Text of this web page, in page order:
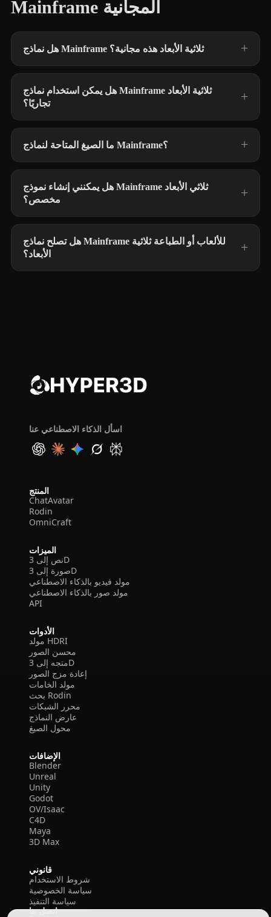
Mainframe المجانية
هل نماذج Mainframe ثلاثية الأبعاد هذه مجانية؟
هل يمكن استخدام نماذج Mainframe ثلاثية الأبعاد
تجاريًا؟
ما الصيغ المتاحة لنماذج Mainframe؟
هل يمكنني إنشاء نموذج Mainframe ثلاثي الأبعاد
مخصص؟
هل تصلح نماذج Mainframe للألعاب أو الطباعة ثلاثية
الأبعاد؟
اسأل الذكاء الاصطناعي عنا
المنتج
ChatAvatar
Rodin
OmniCraft
الميزات
نص إلى 3D
صورة إلى 3D
مولد فيديو بالذكاء الاصطناعي
مولد صور بالذكاء الاصطناعي
API
الأدوات
مولد HDRI
محسن الصور
متجه إلى 3D
إعادة مزج الصور
مولد الخامات
بحث Rodin
محرر الشبكات
عارض النماذج
محول الصيغ
الإضافات
Blender
Unreal
Unity
Godot
OV/Isaac
C4D
Maya
3D Max
قانوني
شروط الاستخدام
سياسة الخصوصية
سياسة التنفيذ
اتصل بنا